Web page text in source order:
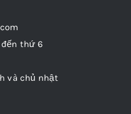
thứ 6
và chủ nhật